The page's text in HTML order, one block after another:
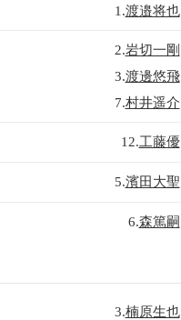
1.渡邉将也
2.岩切一剛
3.渡邊悠飛
7.村井遥介
12.工藤優
5.濱田大聖
6.森篤嗣
3.楠原生也